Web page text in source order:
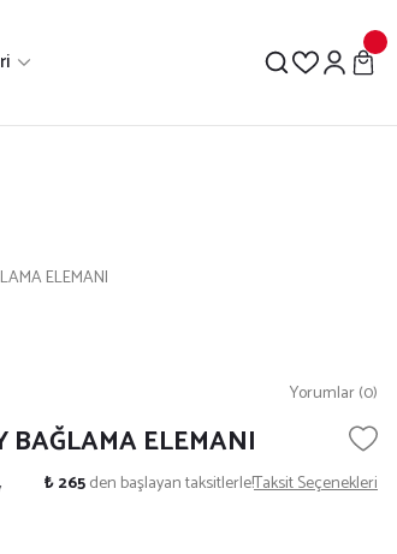
ELEMANI
Yorumlar (0)
BAĞLAMA ELEMANI
₺ 265den başlayan taksitlerle!Taksit Seçenekleri